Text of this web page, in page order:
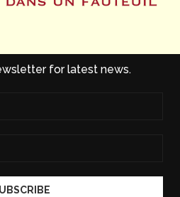
for latest news.